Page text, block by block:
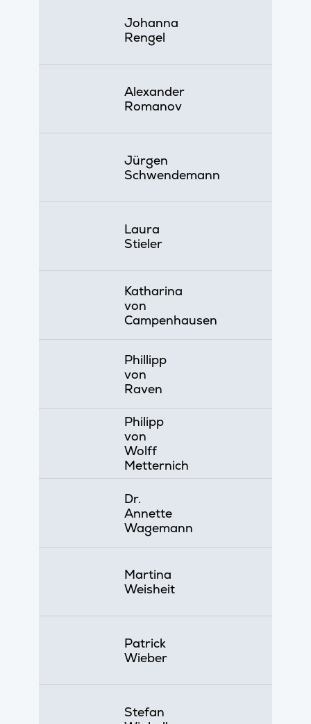
Johanna
Rengel
Alexander
Romanov
Jürgen
Schwendemann
Laura
Stieler
Katharina
von
Campenhausen
Phillipp
von
Raven
Philipp
von
Wolff
Metternich
Dr.
Annette
Wagemann
Martina
Weisheit
Patrick
Wieber
Stefan